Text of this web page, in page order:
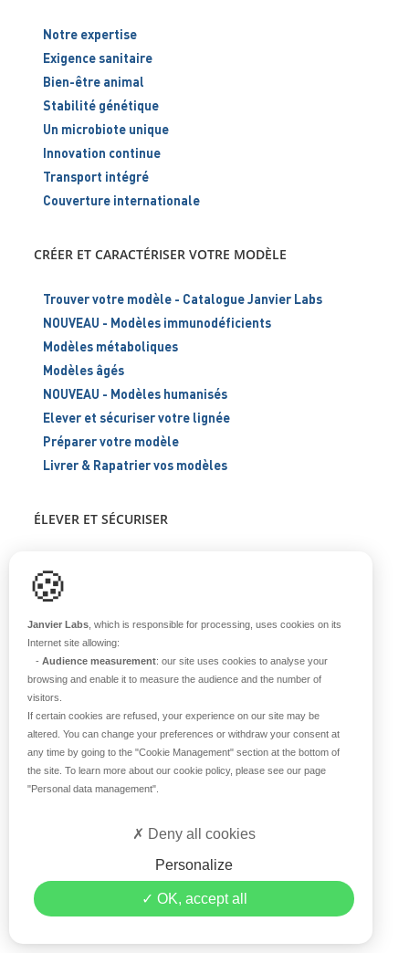
Notre expertise
Exigence sanitaire
Bien-être animal
Stabilité génétique
Un microbiote unique
Innovation continue
Transport intégré
Couverture internationale
CRÉER ET CARACTÉRISER VOTRE MODÈLE
Trouver votre modèle - Catalogue Janvier Labs
NOUVEAU - Modèles immunodéficients
Modèles métaboliques
Modèles âgés
NOUVEAU - Modèles humanisés
Elever et sécuriser votre lignée
Préparer votre modèle
Livrer & Rapatrier vos modèles
ÉLEVER ET SÉCURISER
Blog
À PROPOS
Notre histoire
Nos équipes
Nos valeurs
©2026 Janvier Labs –Mentions légales
générales de vente
Politique de confidentialité
Gestion
🍪
Janvier Labs , which is responsible for processing, uses cookies on its
Internet site allowing:
- Audience measurement: our site uses cookies to analyse your
browsing and enable it to measure the audience and the number of
visitors.
If certain cookies are refused, your experience on our site may be
altered. You can change your preferences or withdraw your consent at
any time by going to the "Cookie Management" section at the bottom of
the site. To learn more about our cookie policy, please see our page
"Personal data management"
OK, accept all
Personalize
Deny all cookies